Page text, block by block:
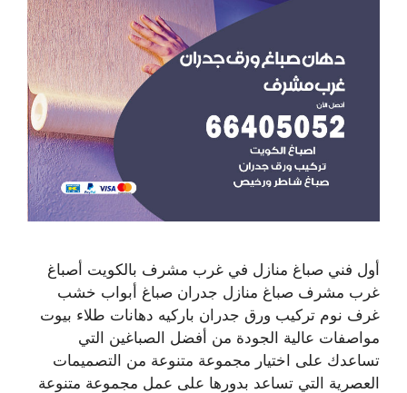
أول فني صباغ منازل في غرب مشرف بالكويت أصباغ
غرب مشرف صباغ منازل جدران صباغ أبواب خشب
غرف نوم تركيب ورق جدران باركيه دهانات طلاء بيوت
مواصفات عالية الجودة من أفضل الصباغين التي
تساعدك على اختيار مجموعة متنوعة من التصميمات
العصرية التي تساعد بدورها على عمل مجموعة متنوعة